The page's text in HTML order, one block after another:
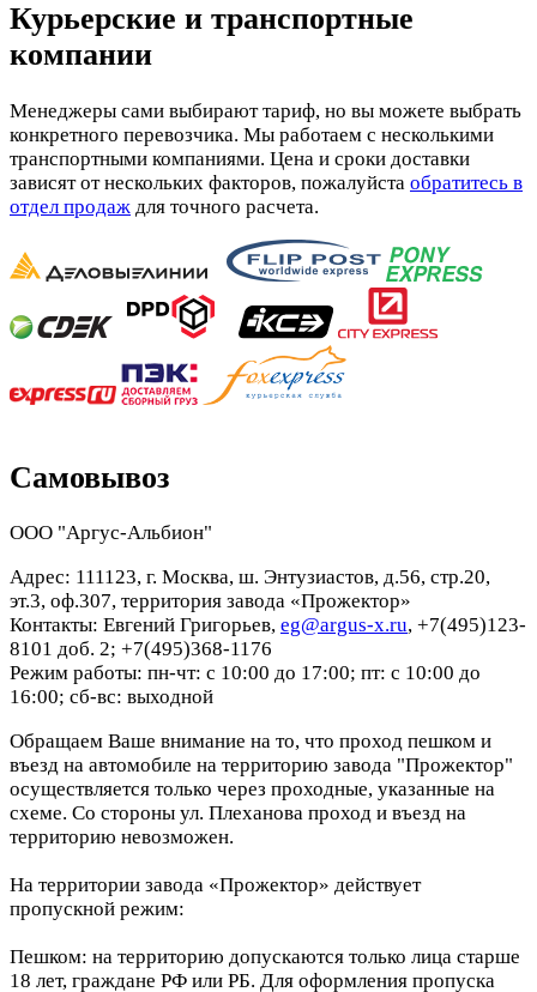
Курьерские и транспортные
компании
Менеджеры сами выбирают тариф, но вы можете выбрать
конкретного перевозчика. Мы работаем с несколькими
транспортными компаниями. Цена и сроки доставки
зависят от нескольких факторов, пожалуйста обратитесь в
отдел продаж для точного расчета.
Самовывоз
ООО "Аргус-Альбион"
Адрес: 111123, г. Москва, ш. Энтузиастов, д.56, стр.20,
эт.3, оф.307, территория завода «Прожектор»
Контакты: Евгений Григорьев, eg@argus-x.ru, +7(495)123-
8101 доб. 2; +7(495)368-1176
Режим работы: пн-чт: с 10:00 до 17:00; пт: с 10:00 до
16:00; сб-вс: выходной
Обращаем Ваше внимание на то, что проход пешком и
въезд на автомобиле на территорию завода "Прожектор"
осуществляется только через проходные, указанные на
схеме. Со стороны ул. Плеханова проход и въезд на
территорию невозможен.
На территории завода «Прожектор» действует
пропускной режим:
Пешком: на территорию допускаются только лица старше
18 лет, граждане РФ или РБ. Для оформления пропуска